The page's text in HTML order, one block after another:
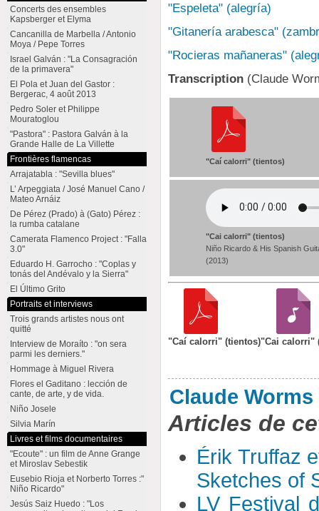
"Espeleta" (alegría)
"Gitanería arabesca"
"Rocieras mañaneras"
Transcription (Claude
"Caí calorri" (tientos)
"Cai calorri" (tientos)
Niño Ricardo & His Spanish
(2013)
"Caí calorri" (tientos)"Cai calorri"
Claude Worms
Articles de
Érik Truffaz
Sketches of
LV Festival
Concerts des ensembles
Kapsberger et Elyma
Cancanilla de Marbella / Antonio
Moya / Pepe Torres
Israel Galván : "La Consagración
de la primavera"
El Pola et Juan del Gastor :
Bergerac, 4 août 2013
Pedro Soler et Philippe
Mouratoglou
"Pastora" : Pastora Galván à la
Grande Halle de La Villette
Frontières flamencas
Arrajatabla : "Sevilla blues"
L’ Arpeggiata / José Manuel Cano /
Mateo Arnáiz
De Pérez (Prado) à (Gato) Pérez :
la rumba catalane
Camerata Flamenco Project : "Falla
3.0"
Eduardo H. Garrocho : "Coplas y
tonás del Andévalo y la Sierra"
El Último Grito
Portraits et interviews
Trois grands artistes nous ont
quitté
Interview de Moraíto : "on sera
parmi les derniers."
Hommage à Miguel Rivera
Flores el Gaditano : lección de
cante, de arte, y de vida.
Niño Josele
Silvia Marín
Livres et films documentaires
"Ecoute" : un film de Anne Grange
et Miroslav Sebestik
Eusebio Rioja et Norberto Torres :"
Niño Ricardo"
Jesús Saiz Huedo : "Los